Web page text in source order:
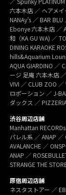
六本木店 ／ ヘアメ
NANAy’s ／ BAR
Ebonye 六本木店 ／
和（KA GU WA) ／
DINING KARAOKE
hills&Aquarium
AQUA GIARDINO ／
ージ 足庵 六本木店
VIVI ／ CLUB ZOO
ロポーション ／ J-
ダックス ／
渋谷周辺店舗
Manhattan
パレル系 ／ ANAP
AVALANCHE ／
ANAP ／
STRANGE THE
原宿周辺店舗
ネスタストアー ／